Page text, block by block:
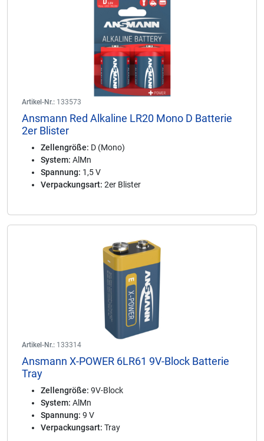
Artikel-Nr.: 133573
Ansmann Red Alkaline LR20 Mono D Batterie
2er Blister
Zellengröße: D (Mono)
System: AlMn
Spannung: 1,5 V
Verpackungsart: 2er Blister
Artikel-Nr.: 133314
Ansmann X-POWER 6LR61 9V-Block Batterie
Tray
Zellengröße: 9V-Block
System: AlMn
Spannung: 9 V
Verpackungsart: Tray